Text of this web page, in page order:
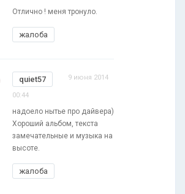
Отлично ! меня тронуло.
жалоба
quiet57 9 июня 2014
00:44
надоело нытье про дайвера)
Хороший альбом, текста
замечательные и музыка на
высоте.
жалоба